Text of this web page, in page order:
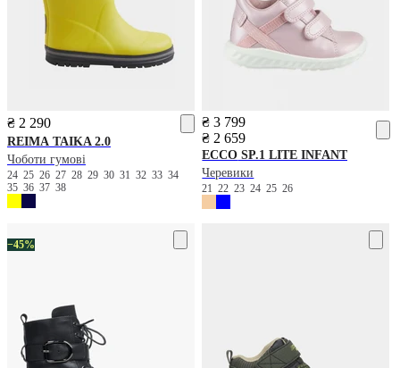
₴ 2 290
REIMA TAIKA 2.0
Чоботи гумові
24 25 26 27 28 29 30 31 32 33 34
35 36 37 38
₴ 3 799
₴ 2 659
ECCO SP.1 LITE INFANT
Черевики
212223242526
−45%